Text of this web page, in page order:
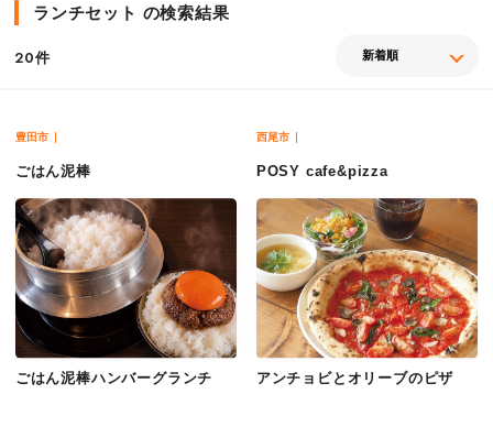
ランチセット の検索結果
20件
豊田市
ごはん泥棒
ごはん泥棒ハンバーグランチ
西尾市
POSY cafe&pizza
アンチョビとオリーブのピザ